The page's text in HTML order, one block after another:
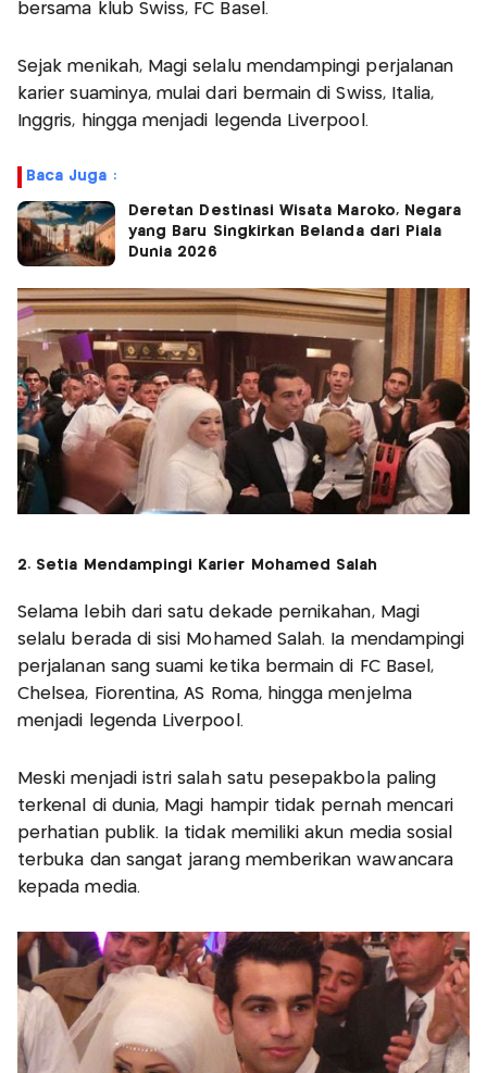
bersama klub Swiss, FC Basel.
Sejak menikah, Magi selalu mendampingi perjalanan
karier suaminya, mulai dari bermain di Swiss, Italia,
Inggris, hingga menjadi legenda Liverpool.
Baca Juga :
Deretan Destinasi Wisata Maroko, Negara
yang Baru Singkirkan Belanda dari Piala
Dunia 2026
2. Setia Mendampingi Karier Mohamed Salah
Selama lebih dari satu dekade pernikahan, Magi
selalu berada di sisi Mohamed Salah. Ia mendampingi
perjalanan sang suami ketika bermain di FC Basel,
Chelsea, Fiorentina, AS Roma, hingga menjelma
menjadi legenda Liverpool.
Meski menjadi istri salah satu pesepakbola paling
terkenal di dunia, Magi hampir tidak pernah mencari
perhatian publik. Ia tidak memiliki akun media sosial
terbuka dan sangat jarang memberikan wawancara
kepada media.